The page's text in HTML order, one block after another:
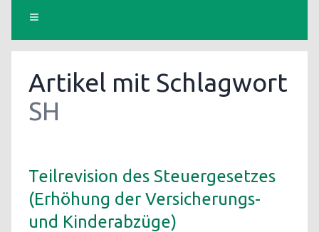
Artikel mit Schlagwort
SH
Teilrevision des Steuergesetzes
(Erhöhung der Versicherungs-
und Kinderabzüge)